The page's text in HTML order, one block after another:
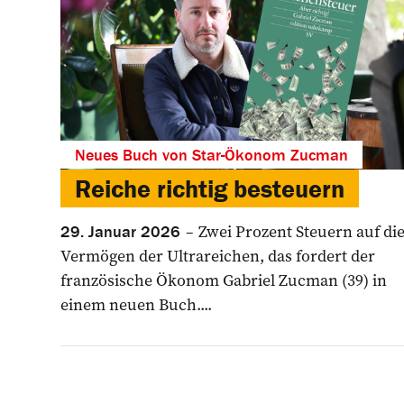
Neues Buch von Star-Ökonom Zucman
Reiche richtig besteuern
29. Januar 2026
Zwei Prozent Steuern auf die
Vermögen der Ultrareichen, das fordert der
französische Ökonom Gabriel Zucman (39) in
einem neuen Buch....